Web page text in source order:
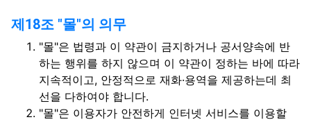
제18조 "몰"의 의무
"몰"은 법령과 이 약관이 금지하거나 공서양속에 반
하는 행위를 하지 않으며 이 약관이 정하는 바에 따라
지속적이고, 안정적으로 재화·용역을 제공하는데 최
선을 다하여야 합니다.
"몰"은 이용자가 안전하게 인터넷 서비스를 이용할